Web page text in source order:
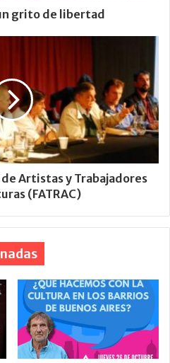
grito de libertad
Artistas y Trabajadores
(FATRAC)